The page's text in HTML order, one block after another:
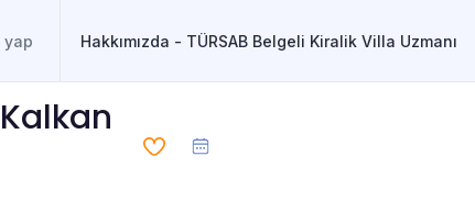
Hakkımızda - TÜRSAB Belgeli Kiralik Villa Uzmanı